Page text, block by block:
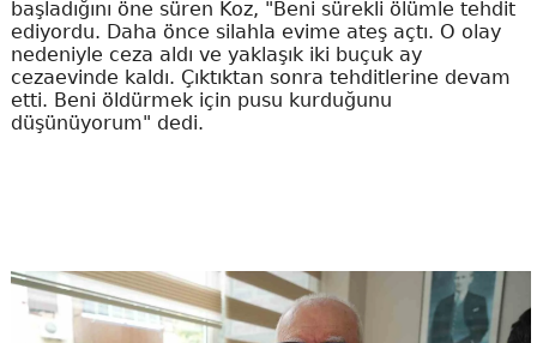
başladığını öne süren Koz, "Beni sürekli ölümle tehdit
ediyordu. Daha önce silahla evime ateş açtı. O olay
nedeniyle ceza aldı ve yaklaşık iki buçuk ay
cezaevinde kaldı. Çıktıktan sonra tehditlerine devam
etti. Beni öldürmek için pusu kurduğunu
düşünüyorum" dedi.